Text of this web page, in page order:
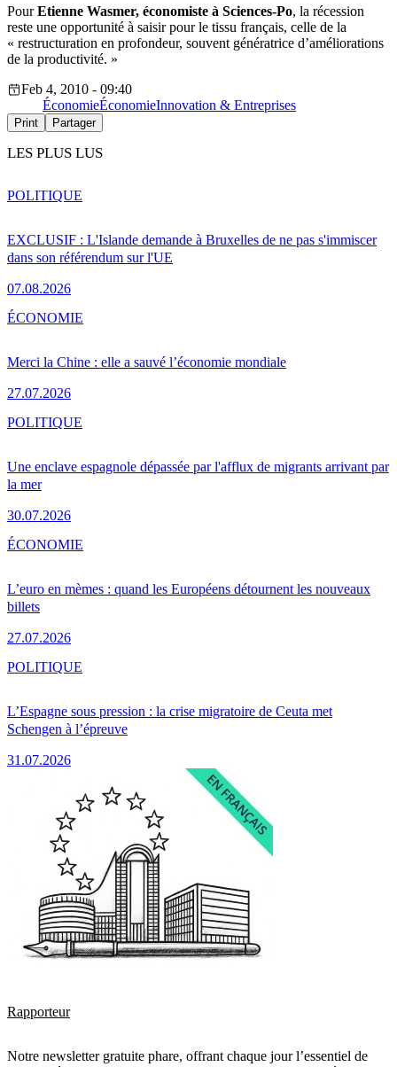
PourEtienne Wasmer, économiste à Sciences-Po, la récession
reste une opportunité à saisir pour le tissu français, celle de la
« restructuration en profondeur, souvent génératrice d’améliorations
de la productivité. »
Feb 4, 2010 - 09:40
ÉconomieÉconomieInnovation & Entreprises
Print Partager
LES PLUS LUS
EXCLUSIF : L'Islande demande à Bruxelles de ne pas s'immiscer
dans son référendum sur l'UE
07.08.2026
POLITIQUE
Merci la Chine : elle a sauvé l’économie mondiale
27.07.2026
ÉCONOMIE
Une enclave espagnole dépassée par l'afflux de migrants arrivant par
la mer
30.07.2026
POLITIQUE
L’euro en mèmes : quand les Européens détournent les nouveaux
billets
27.07.2026
ÉCONOMIE
L’Espagne sous pression : la crise migratoire de Ceuta met
Schengen à l’épreuve
31.07.2026
POLITIQUE
Rapporteur
Notre newsletter gratuite phare, offrant chaque jour l’essentiel de